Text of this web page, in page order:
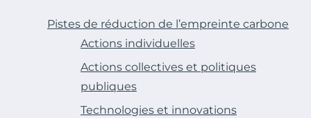
Pistes de réduction de l’empreinte carbone
Actions individuelles
Actions collectives et politiques
publiques
Technologies et innovations